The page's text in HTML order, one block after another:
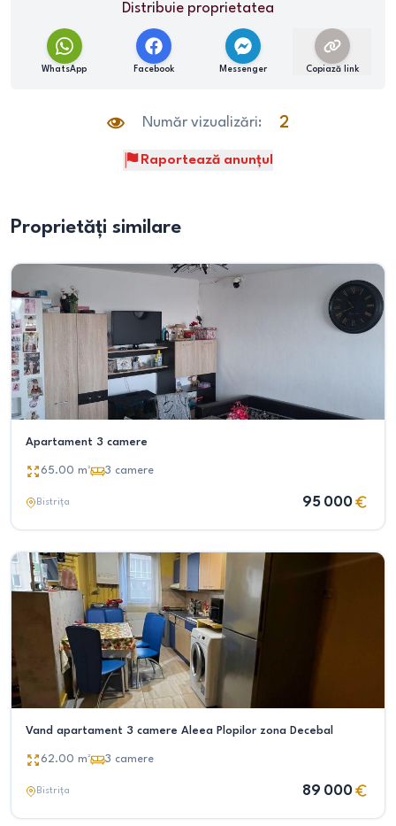
Distribuie proprietatea
WhatsApp Facebook Messenger Copiază link
Număr vizualizări: 2
Raportează anunțul
Proprietăți similare
Apartament 3 camere
65.00 m² 3 camere
Bistrița 95 000
Vand apartament 3 camere Aleea Plopilor zona Decebal
62.00 m² 3 camere
Bistrița 89 000